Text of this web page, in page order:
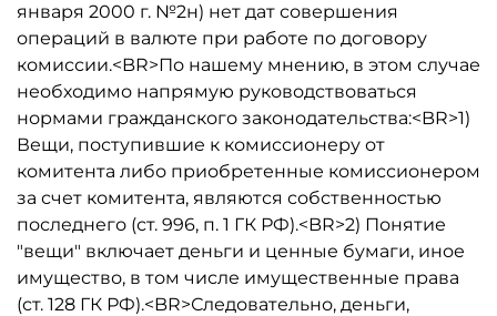
января 2000 г. №2н) нет дат совершения
операций в валюте при работе по договору
комиссии.<BR>По нашему мнению, в этом случае
необходимо напрямую руководствоваться
нормами гражданского законодательства:<BR>1)
Вещи, поступившие к комиссионеру от
комитента либо приобретенные комиссионером
за счет комитента, являются собственностью
последнего (ст. 996, п. 1 ГК РФ).<BR>2) Понятие
"вещи" включает деньги и ценные бумаги, иное
имущество, в том числе имущественные права
(ст. 128 ГК РФ).<BR>Следовательно, деньги,